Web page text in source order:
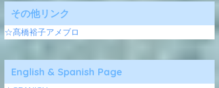
その他リンク
☆髙橋裕子アメブロ
English & Spanish Page